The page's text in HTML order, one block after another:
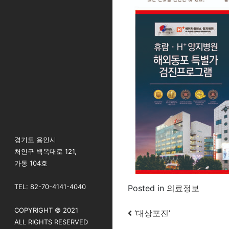
경기도 용인시
처인구 백옥대로 121,
가동 104호
TEL: 82-70-4141-4040
COPYRIGHT © 2021
ALL RIGHTS RESERVED
Posted in 의료정보
Post
‘대상포진’